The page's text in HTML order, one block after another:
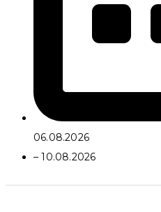
06.08.2026
– 10.08.2026